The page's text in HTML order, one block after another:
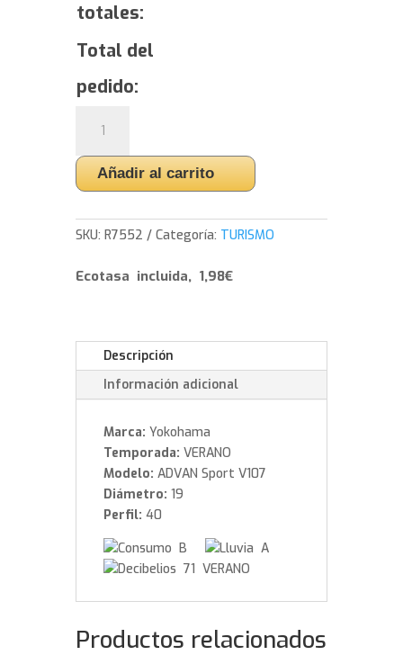
totales:
Total del
pedido:
ADVAN
Sport
V107
235/40/19
92
cantidad
Añadir al carrito
SKU:R7552 Categoría: TURISMO
Ecotasa incluida, 1,98€
Descripción
Información adicional
Marca: Yokohama
Temporada: VERANO
Modelo: ADVAN Sport V107
Diámetro: 19
Perfil: 40
B
A
71 VERANO
Productos relacionados